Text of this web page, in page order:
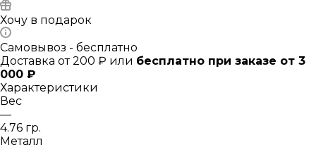
Хочу в подарок
Самовывоз - бесплатно
Доставка от 200 ₽ или бесплатно при заказе от 3
000 ₽
Характеристики
Вес
—
4.76 гр.
Металл